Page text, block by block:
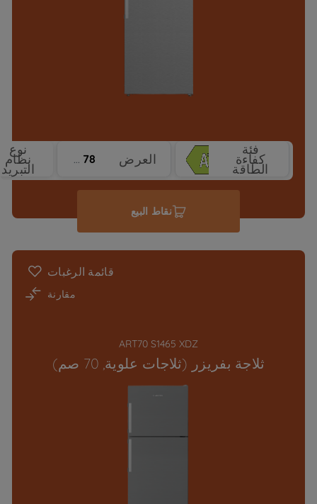
فئة
كفاءة
الطاقة
العرض 78 cm
نوع
نظام
التبريد
نقاط البيع
قائمة الرغبات
مقارنة
ART70 S1465 XDZ
ثلاجة بفريزر (ثلاجات علوية, 70 صم)